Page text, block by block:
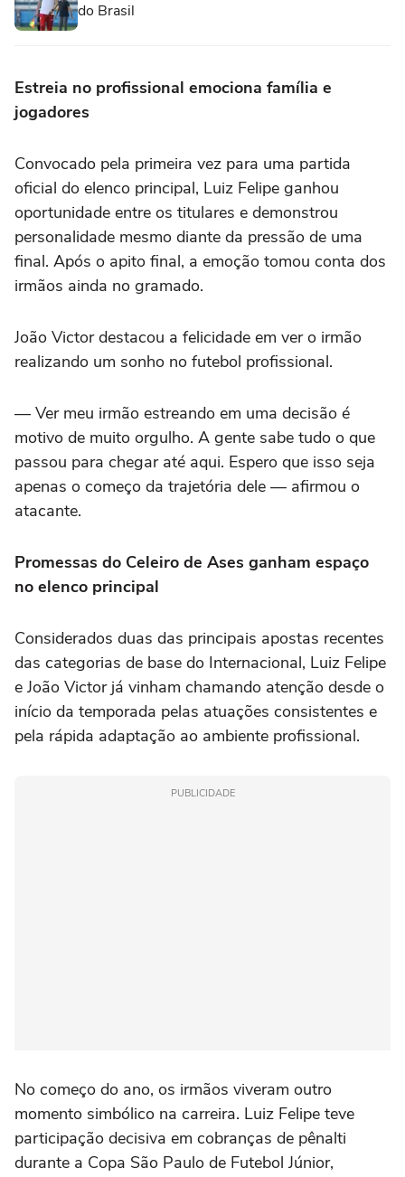
do Brasil
Estreia no profissional emociona família e
jogadores
Convocado pela primeira vez para uma partida
oficial do elenco principal, Luiz Felipe ganhou
oportunidade entre os titulares e demonstrou
personalidade mesmo diante da pressão de uma
final. Após o apito final, a emoção tomou conta dos
irmãos ainda no gramado.
João Victor destacou a felicidade em ver o irmão
realizando um sonho no futebol profissional.
— Ver meu irmão estreando em uma decisão é
motivo de muito orgulho. A gente sabe tudo o que
passou para chegar até aqui. Espero que isso seja
apenas o começo da trajetória dele — afirmou o
atacante.
Promessas do Celeiro de Ases ganham espaço
no elenco principal
Considerados duas das principais apostas recentes
das categorias de base do Internacional, Luiz Felipe
e João Victor já vinham chamando atenção desde o
início da temporada pelas atuações consistentes e
pela rápida adaptação ao ambiente profissional.
PUBLICIDADE
No começo do ano, os irmãos viveram outro
momento simbólico na carreira. Luiz Felipe teve
participação decisiva em cobranças de pênalti
durante a Copa São Paulo de Futebol Júnior,